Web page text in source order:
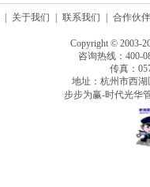
关于我们 联系我们 合作伙伴
Copyright © 2003-
咨询热线：400-
传真：
地址：杭州市西
步步为赢-时代光华